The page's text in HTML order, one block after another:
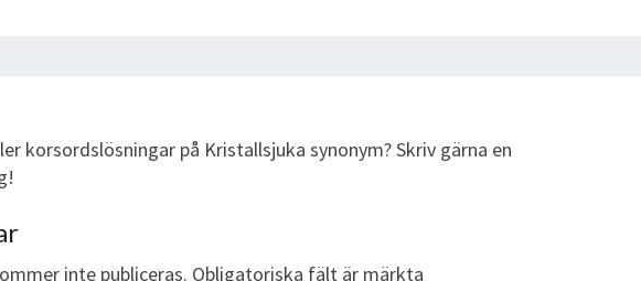
korsordslösningar på Kristallsjuka synonym? Skriv gärna en
inte publiceras. Obligatoriska fält är märkta